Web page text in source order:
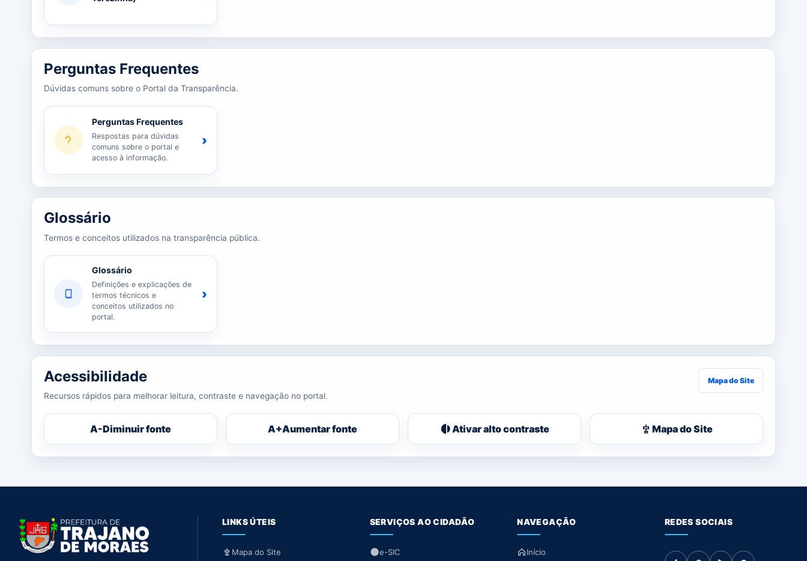
Perguntas Frequentes
Dúvidas comuns sobre o Portal da Transparência.
Perguntas Frequentes
Respostas para dúvidas
comuns sobre o portal e
acesso à informação.
›
Glossário
Termos e conceitos utilizados na transparência pública.
Glossário
Definições e explicações de
termos técnicos e
conceitos utilizados no
portal.
›
Acessibilidade
Recursos rápidos para melhorar leitura, contraste e navegação no portal.
Mapa do Site
A-Diminuir fonte A+Aumentar fonte Ativar alto contraste Mapa do Site
LINKS ÚTEIS
Mapa do Site
SERVIÇOS AO CIDADÃO
e-SIC
NAVEGAÇÃO
Início
REDES SOCIAIS